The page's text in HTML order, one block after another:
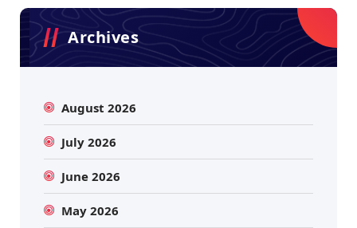
Archives
August 2026
July 2026
June 2026
May 2026